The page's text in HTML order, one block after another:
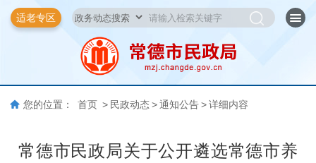
适老专区
您的位置： 首页 > 民政动态 > 通知公告 > 详细内容
常德市民政局关于公开遴选常德市养